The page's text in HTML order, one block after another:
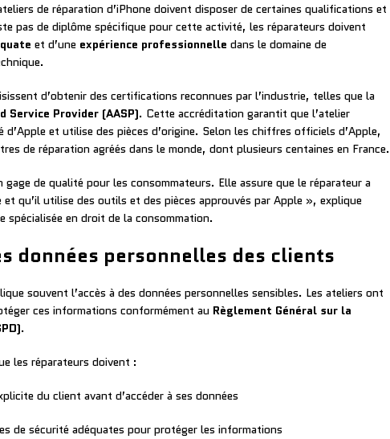
de réparation d’iPhone doivent disposer de certaines qualifications et
pas de diplôme spécifique pour cette activité, les réparateurs doivent
et d’une expérience professionnelle dans le domaine de
d’obtenir des certifications reconnues par l’industrie, telles que la
Service Provider (AASP). Cette accréditation garantit que l’atelier
d’Apple et utilise des pièces d’origine. Selon les chiffres officiels d’Apple,
de réparation agréés dans le monde, dont plusieurs centaines en France.
de qualité pour les consommateurs. Elle assure que le réparateur a
qu’il utilise des outils et des pièces approuvés par Apple », explique
spécialisée en droit de la consommation.
données personnelles des clients
souvent l’accès à des données personnelles sensibles. Les ateliers ont
ces informations conformément au Règlement Général sur la
.
les réparateurs doivent :
du client avant d’accéder à ses données
de sécurité adéquates pour protéger les informations